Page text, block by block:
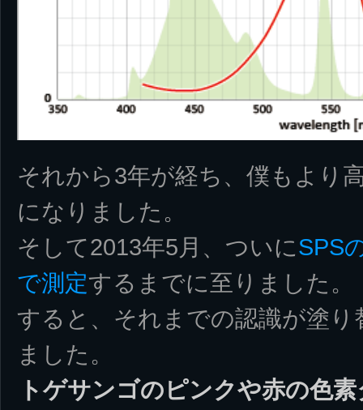
それから3年が経ち、僕もより
になりました。
そして2013年5月、ついにSPS
で測定するまでに至りました。
すると、それまでの認識が塗
ました。
トゲサンゴのピンクや赤の色